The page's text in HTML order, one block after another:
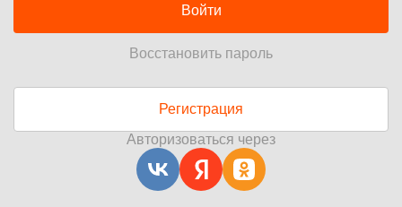
Войти
Восстановить пароль
Регистрация
Авторизоваться через